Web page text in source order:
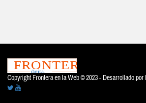
Copyright Frontera en la Web © 2023 - Desarrollado por